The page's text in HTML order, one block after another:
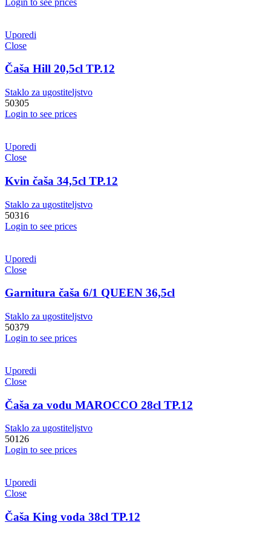
Uporedi
Close
Čaša Hill 20,5cl TP.12
Staklo za ugostiteljstvo
50305
Login to see prices
Uporedi
Close
Kvin čaša 34,5cl TP.12
Staklo za ugostiteljstvo
50316
Login to see prices
Uporedi
Close
Garnitura čaša 6/1 QUEEN 36,5cl
Staklo za ugostiteljstvo
50379
Login to see prices
Uporedi
Close
Čaša za vodu MAROCCO 28cl TP.12
Staklo za ugostiteljstvo
50126
Login to see prices
Uporedi
Close
Čaša King voda 38cl TP.12